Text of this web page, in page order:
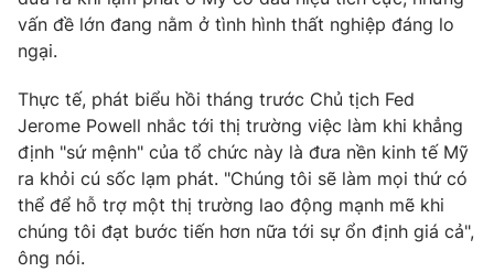
vấn đề lớn đang nằm ở tình hình thất nghiệp đáng lo
ngại.
Thực tế, phát biểu hồi tháng trước Chủ tịch Fed
Jerome Powell nhắc tới thị trường việc làm khi khẳng
định "sứ mệnh" của tổ chức này là đưa nền kinh tế Mỹ
ra khỏi cú sốc lạm phát. "Chúng tôi sẽ làm mọi thứ có
thể để hỗ trợ một thị trường lao động mạnh mẽ khi
chúng tôi đạt bước tiến hơn nữa tới sự ổn định giá cả",
ông nói.